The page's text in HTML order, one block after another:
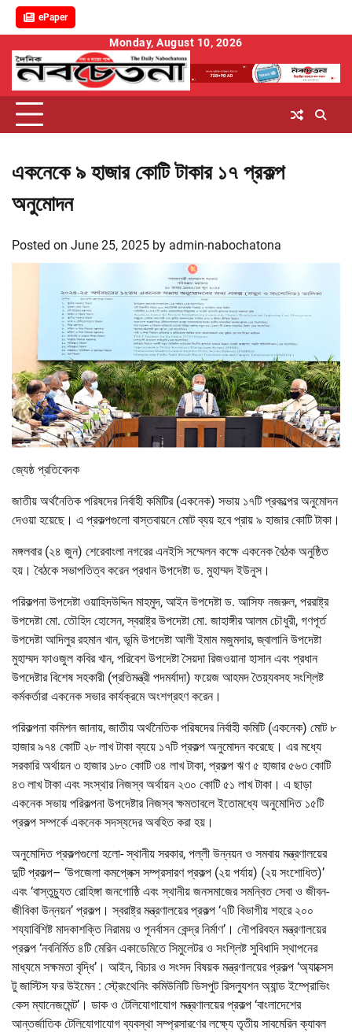
ePaper
content
Monday, August 10, 2026
একনেকে ৯ হাজার কোটি টাকার ১৭ প্রকল্প
অনুমোদন
Posted on June 25, 2025 by admin-nabochatona
জ্যেষ্ঠ প্রতিবেদক
জাতীয় অর্থনৈতিক পরিষদের নির্বাহী কমিটির (একনেক) সভায় ১৭টি প্রকল্পের অনুমোদন
দেওয়া হয়েছে। এ প্রকল্পগুলো বাস্তবায়নে মোট ব্যয় হবে প্রায় ৯ হাজার কোটি টাকা।
মঙ্গলবার (২৪ জুন) শেরেবাংলা নগরের এনইসি সম্মেলন কক্ষে একনেক বৈঠক অনুষ্ঠিত
হয়। বৈঠকে সভাপতিত্ব করেন প্রধান উপদেষ্টা ড. মুহাম্মদ ইউনুস।
পরিকল্পনা উপদেষ্টা ওয়াহিদউদ্দিন মাহমুদ, আইন উপদেষ্টা ড. আসিফ নজরুল, পররাষ্ট্র
উপদেষ্টা মো. তৌহিদ হোসেন, স্বরাষ্ট্র উপদেষ্টা মো. জাহাঙ্গীর আলম চৌধুরী, গণপূর্ত
উপদেষ্টা আদিলুর রহমান খান, ভূমি উপদেষ্টা আলী ইমাম মজুমদার, জ্বালানি উপদেষ্টা
মুহাম্মদ ফাওজুল কবির খান, পরিবেশ উপদেষ্টা সৈয়দা রিজওয়ানা হাসান এবং প্রধান
উপদেষ্টার বিশেষ সহকারী (প্রতিমন্ত্রী পদমর্যাদা) ফয়েজ আহমদ তৈয়্যবসহ সংশ্লিষ্ট
কর্মকর্তারা একনেক সভার কার্যক্রমে অংশগ্রহণ করেন।
পরিকল্পনা কমিশন জানায়, জাতীয় অর্থনৈতিক পরিষদের নির্বাহী কমিটি (একনেক) মোট ৮
হাজার ৯৭৪ কোটি ২৮ লাখ টাকা ব্যয়ে ১৭টি প্রকল্প অনুমোদন করেছে। এর মধ্যে
সরকারি অর্থায়ন ৩ হাজার ১৮০ কোটি ৩৪ লাখ টাকা, প্রকল্প ঋণ ৫ হাজার ৫৬৩ কোটি
৪৩ লাখ টাকা এবং সংস্থার নিজস্ব অর্থায়ন ২৩০ কোটি ৫১ লাখ টাকা। এ ছাড়া
একনেক সভায় পরিকল্পনা উপদেষ্টার নিজস্ব ক্ষমতাবলে ইতোমধ্যে অনুমোদিত ১৫টি
প্রকল্প সম্পর্কে একনেক সদস্যদের অবহিত করা হয়।
অনুমোদিত প্রকল্পগুলো হলো- স্থানীয় সরকার, পল্লী উন্নয়ন ও সমবায় মন্ত্রণালয়ের
দুটি প্রকল্প– ‘উপজেলা কমপ্লেক্স সম্প্রসারণ প্রকল্প (২য় পর্যায়) (২য় সংশোধিত)’
এবং ‘বাস্তুচ্যুত রোহিঙ্গা জনগোষ্ঠি এবং স্থানীয় জনসমাজের সমন্বিত সেবা ও জীবন-
জীবিকা উন্নয়ন’ প্রকল্প। স্বরাষ্ট্র মন্ত্রণালয়ের প্রকল্প ‘৭টি বিভাগীয় শহরে ২০০
শয্যাবিশিষ্ট মাদকাশক্তি নিরাময় ও পূনর্বাসন কেন্দ্র নির্মাণ’। নৌপরিবহন মন্ত্রণালয়ের
প্রকল্প ‘নবনির্মিত ৪টি মেরিন একাডেমিতে সিমুলেটর ও সংশ্লিষ্ট সুবিধাদি স্থাপনের
মাধ্যমে সক্ষমতা বৃদ্ধি’। আইন, বিচার ও সংসদ বিষয়ক মন্ত্রণালয়ের প্রকল্প ‘অ্যাক্সেস
টু জাস্টিস ফর উইমেন : স্ট্রেংথেনিং কমিউনিটি ডিসপুট রিসল্যুশন অ্যান্ড ইম্প্রোভিং
কেস ম্যানেজমেন্ট’। ডাক ও টেলিযোগাযোগ মন্ত্রণালয়ের প্রকল্প ‘বাংলাদেশের
আন্তর্জাতিক টেলিযোগাযোগ ব্যবস্থা সম্প্রসারণের লক্ষ্যে তৃতীয় সাবমেরিন ক্যাবল